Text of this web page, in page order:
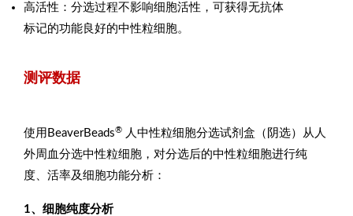
高活性：分选过程不影响细胞活性，可获得无抗体
标记的功能良好的中性粒细胞。
测评数据
使用BeaverBeads® 人中性粒细胞分选试剂盒（阴选）从人
外周血分选中性粒细胞，对分选后的中性粒细胞进行纯
度、活率及细胞功能分析：
1、细胞纯度分析